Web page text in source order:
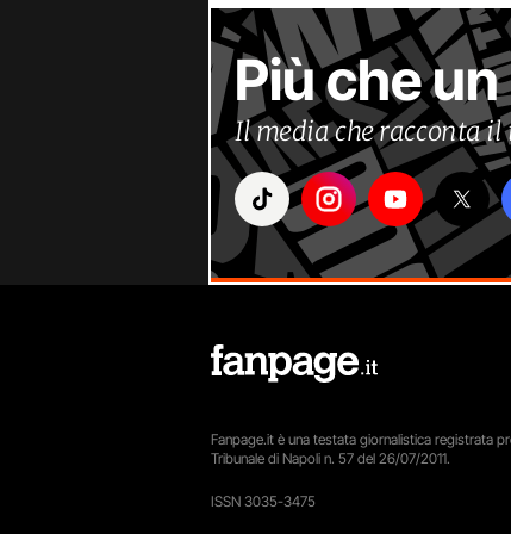
Più che
Il media che racconta
Fanpage.it è una testata giornalistica registrata
Tribunale di Napoli n. 57 del 26/07/2011.
ISSN 3035-3475